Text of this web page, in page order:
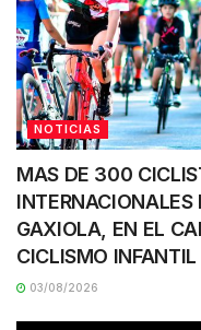
NOTICIAS
MAS DE 300
GAXIOLA, EN EL
CICLISMO
03/08/2026